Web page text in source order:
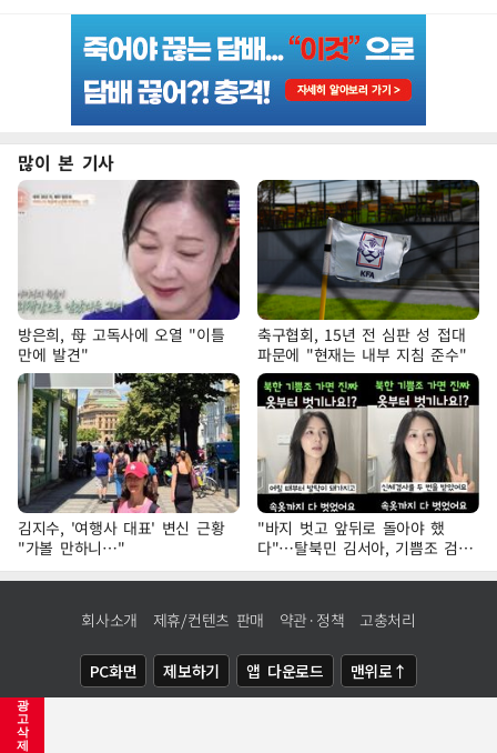
광
고
삭
제
많이 본 기사
방은희, 母 고독사에 오열 "이틀
만에 발견"
축구협회, 15년 전 심판 성 접대
파문에 "현재는 내부 지침 준수"
김지수, '여행사 대표' 변신 근황
"가볼 만하니…"
"바지 벗고 앞뒤로 돌아야 했
다"…탈북민 김서아, 기쁨조 검사
수치심 회상
회사소개 제휴/컨텐츠 판매 약관·정책 고충처리
PC화면 제보하기 앱 다운로드 맨위로↑